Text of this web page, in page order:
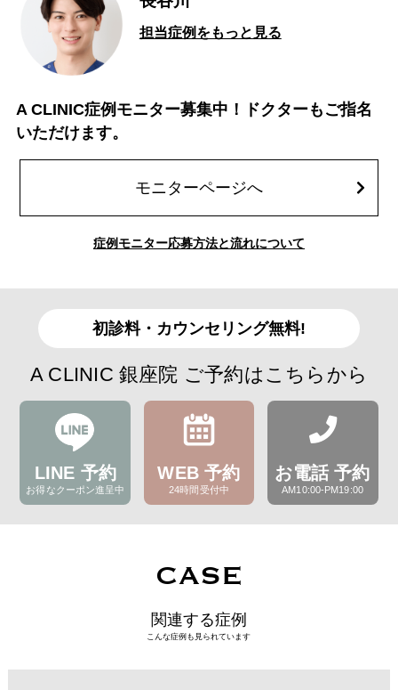
担当症例をもっと見る
A CLINIC症例モニター募集中！ドクターもご指名
いただけます。
モニターページへ
症例モニター応募方法と流れについて
初診料・カウンセリング無料!
A CLINIC 銀座院 ご予約はこちらから
LINE 予約
お得なクーポン進呈中
WEB 予約
24時間受付中
お電話 予約
AM10:00-PM19:00
CASE
関連する症例
こんな症例も見られています